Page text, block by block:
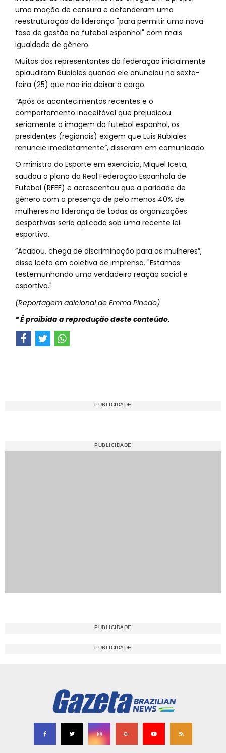
uma moção de censura e defenderam uma
reestruturação da liderança "para permitir uma nova
fase de gestão no futebol espanhol" com mais
igualdade de gênero.
Muitos dos representantes da federação inicialmente
aplaudiram Rubiales quando ele anunciou na sexta-
feira (25) que não iria deixar o cargo.
“Após os acontecimentos recentes e o
comportamento inaceitável que prejudicou
seriamente a imagem do futebol espanhol, os
presidentes (regionais) exigem que Luis Rubiales
renuncie imediatamente”, disseram em comunicado.
O ministro do Esporte em exercício, Miquel Iceta,
saudou o plano da Real Federação Espanhola de
Futebol (RFEF) e acrescentou que a paridade de
gênero com a presença de pelo menos 40% de
mulheres na liderança de todas as organizações
desportivas seria aplicada sob uma recente lei
esportiva.
“Acabou, chega de discriminação para as mulheres”,
disse Iceta em coletiva de imprensa. "Estamos
testemunhando uma verdadeira reação social e
esportiva."
(Reportagem adicional de Emma Pinedo)
* É proibida a reprodução deste conteúdo.